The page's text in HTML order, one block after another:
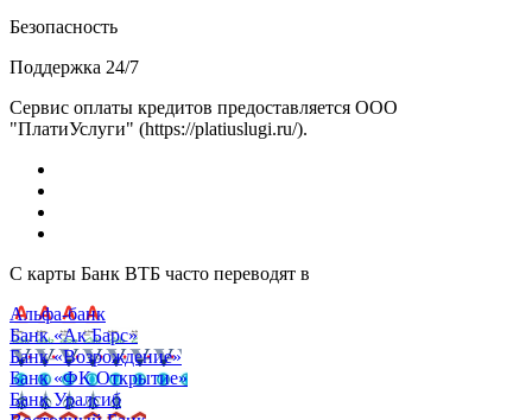
Безопасность
Поддержка 24/7
Сервис оплаты кредитов предоставляется ООО
"ПлатиУслуги" (https://platiuslugi.ru/).
С карты Банк ВТБ часто переводят в
Альфа-банк
Банк «Ак Барс»
Банк «Возрождение»
Банк «ФК Открытие»
Банк Уралсиб